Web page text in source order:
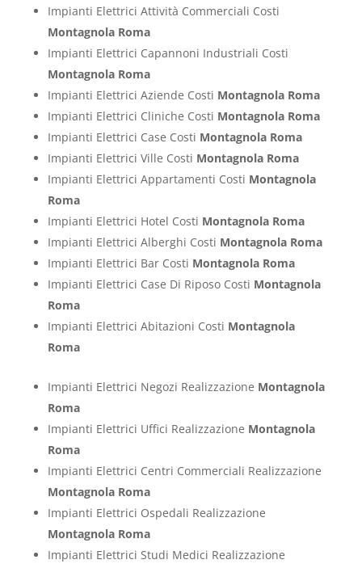
Impianti Elettrici Attività Commerciali Costi
Montagnola Roma
Impianti Elettrici Capannoni Industriali Costi
Montagnola Roma
Impianti Elettrici Aziende Costi Montagnola Roma
Impianti Elettrici Cliniche Costi Montagnola Roma
Impianti Elettrici Case Costi Montagnola Roma
Impianti Elettrici Ville Costi Montagnola Roma
Impianti Elettrici Appartamenti Costi Montagnola
Roma
Impianti Elettrici Hotel Costi Montagnola Roma
Impianti Elettrici Alberghi Costi Montagnola Roma
Impianti Elettrici Bar Costi Montagnola Roma
Impianti Elettrici Case Di Riposo Costi Montagnola
Roma
Impianti Elettrici Abitazioni Costi Montagnola
Roma
Impianti Elettrici Negozi Realizzazione Montagnola
Roma
Impianti Elettrici Uffici Realizzazione Montagnola
Roma
Impianti Elettrici Centri Commerciali Realizzazione
Montagnola Roma
Impianti Elettrici Ospedali Realizzazione
Montagnola Roma
Impianti Elettrici Studi Medici Realizzazione